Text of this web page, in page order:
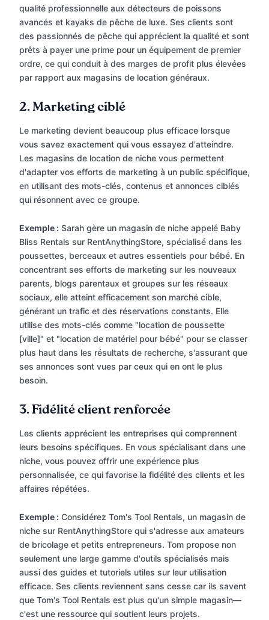
qualité professionnelle aux détecteurs de poissons
avancés et kayaks de pêche de luxe. Ses clients sont
des passionnés de pêche qui apprécient la qualité et sont
prêts à payer une prime pour un équipement de premier
ordre, ce qui conduit à des marges de profit plus élevées
par rapport aux magasins de location généraux.
2.Marketing ciblé
Le marketing devient beaucoup plus efficace lorsque
vous savez exactement qui vous essayez d'atteindre.
Les magasins de location de niche vous permettent
d'adapter vos efforts de marketing à un public spécifique,
en utilisant des mots-clés, contenus et annonces ciblés
qui résonnent avec ce groupe.
Exemple : Sarah gère un magasin de niche appelé Baby
Bliss Rentals sur RentAnythingStore, spécialisé dans les
poussettes, berceaux et autres essentiels pour bébé. En
concentrant ses efforts de marketing sur les nouveaux
parents, blogs parentaux et groupes sur les réseaux
sociaux, elle atteint efficacement son marché cible,
générant un trafic et des réservations constants. Elle
utilise des mots-clés comme "location de poussette
[ville]" et "location de matériel pour bébé" pour se classer
plus haut dans les résultats de recherche, s'assurant que
ses annonces sont vues par ceux qui en ont le plus
besoin.
3.Fidélité client renforcée
Les clients apprécient les entreprises qui comprennent
leurs besoins spécifiques. En vous spécialisant dans une
niche, vous pouvez offrir une expérience plus
personnalisée, ce qui favorise la fidélité des clients et les
affaires répétées.
Exemple : Considérez Tom's Tool Rentals, un magasin de
niche sur RentAnythingStore qui s'adresse aux amateurs
de bricolage et petits entrepreneurs. Tom propose non
seulement une large gamme d'outils spécialisés mais
aussi des guides et tutoriels utiles sur leur utilisation
efficace. Ses clients reviennent sans cesse car ils savent
que Tom's Tool Rentals est plus qu'un simple magasin—
c'est une ressource qui soutient leurs projets.